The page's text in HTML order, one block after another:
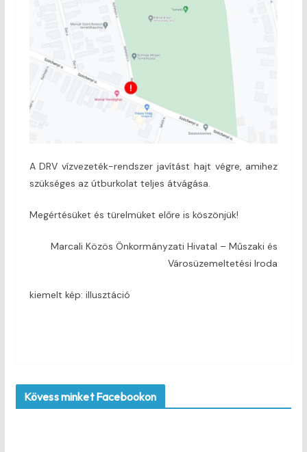
A DRV vízvezeték-rendszer javítást hajt végre, amihez
szükséges az útburkolat teljes átvágása.
Megértésüket és türelmüket előre is köszönjük!
Marcali Közös Önkormányzati Hivatal – Műszaki és
Városüzemeltetési Iroda
kiemelt kép: illusztáció
Kövess minket Facebookon